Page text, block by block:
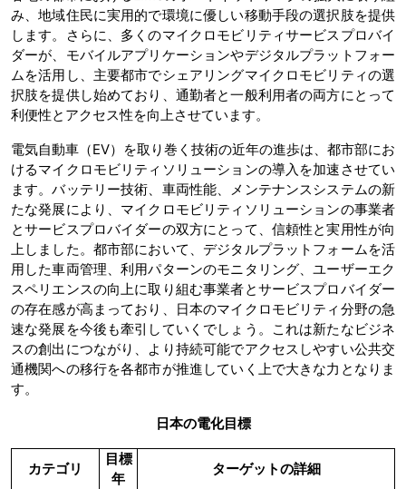
み、地域住民に実用的で環境に優しい移動手段の選択肢を提供
します。さらに、多くのマイクロモビリティサービスプロバイ
ダーが、モバイルアプリケーションやデジタルプラットフォー
ムを活用し、主要都市でシェアリングマイクロモビリティの選
択肢を提供し始めており、通勤者と一般利用者の両方にとって
利便性とアクセス性を向上させています。
電気自動車（EV）を取り巻く技術の近年の進歩は、都市部にお
けるマイクロモビリティソリューションの導入を加速させてい
ます。バッテリー技術、車両性能、メンテナンスシステムの新
たな発展により、マイクロモビリティソリューションの事業者
とサービスプロバイダーの双方にとって、信頼性と実用性が向
上しました。都市部において、デジタルプラットフォームを活
用した車両管理、利用パターンのモニタリング、ユーザーエク
スペリエンスの向上に取り組む事業者とサービスプロバイダー
の存在感が高まっており、日本のマイクロモビリティ分野の急
速な発展を今後も牽引していくでしょう。これは新たなビジネ
スの創出につながり、より持続可能でアクセスしやすい公共交
通機関への移行を各都市が推進していく上で大きな力となりま
す。
日本の電化目標
カテゴリ
目標
年
ターゲットの詳細